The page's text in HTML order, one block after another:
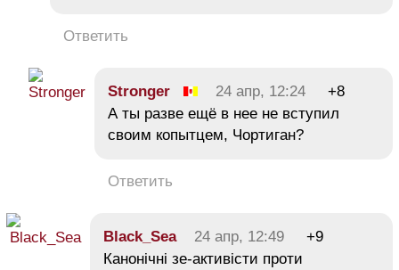
Ответить
Strоngеr 24 апр, 12:24
+8
А ты разве ещё в нее не вступил
своим копытцем, Чортиган?
Ответить
Black_Sea 24 апр, 12:49
+9
Канонічні зе-активісти проти